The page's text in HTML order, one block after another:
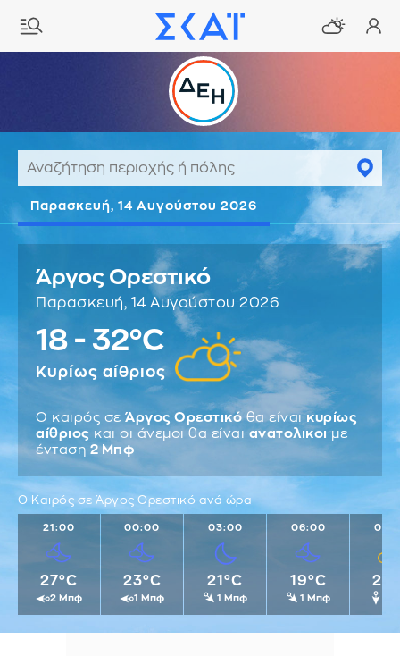
Παρασκευή, 14 Αυγούστου 2026
Άργος Ορεστικό
Παρασκευή, 14 Αυγούστου 2026
18 - 32°C
Κυρίως αίθριος
Ο καιρός σε Άργος Ορεστικόθα είναι κυρίως
αίθριος και οι άνεμοι θα είναι ανατολικοι με
ένταση 2 Μπφ
Ο Καιρός σε Άργος Ορεστικό ανά ώρα
21:00
27°C
2 Μπφ
00:00
23°C
1 Μπφ
03:00
21°C
1 Μπφ
06:00
19°C
1 Μπφ